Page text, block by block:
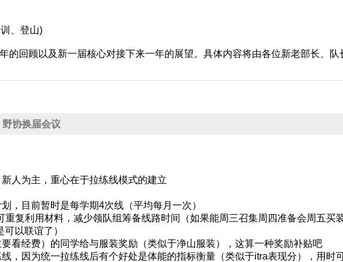
、登山)
的回顾以及新一届核心对接下来一年的展望。具体内容将由各位新老部长、队
野协换届会议
人为主，重心在于拉练线模式的建立
，目前暂时是每学期4次线（平均每月一次）
复利用材料，减少领队组筹备线路时间（如果能周三召集周四准备会周五买
以联谊了）
看经费）的同学给与服装奖励（类似于净山服装），这算一种奖励补贴吧
，因为统一拉练线后有个好处是体能的指标衡量（类似于itra表现分），用时